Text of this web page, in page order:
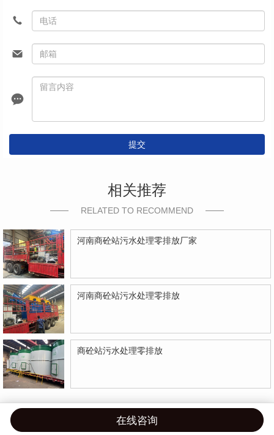
提交
相关推荐
RELATED TO RECOMMEND
河南商砼站污水处理零排放厂家
河南商砼站污水处理零排放
商砼站污水处理零排放
在线咨询